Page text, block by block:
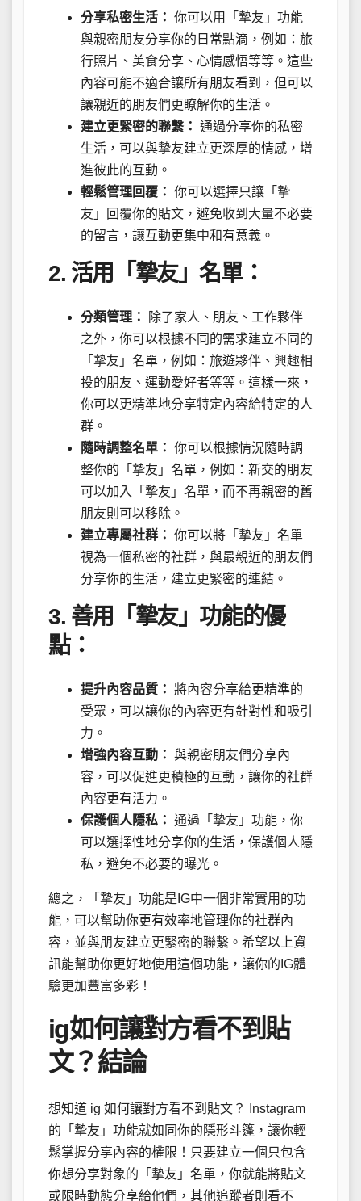
分享私密生活： 你可以用「摯友」功能
與親密朋友分享你的日常點滴，例如：旅
行照片、美食分享、心情感悟等等。這些
內容可能不適合讓所有朋友看到，但可以
讓親近的朋友們更瞭解你的生活。
建立更緊密的聯繫： 通過分享你的私密
生活，可以與摯友建立更深厚的情感，增
進彼此的互動。
輕鬆管理回覆： 你可以選擇只讓「摯
友」回覆你的貼文，避免收到大量不必要
的留言，讓互動更集中和有意義。
2. 活用「摯友」名單：
分類管理：
除了家人、朋友、工作夥伴
之外，你可以根據不同的需求建立不同的
「摯友」名單，例如：旅遊夥伴、興趣相
投的朋友、運動愛好者等等。這樣一來，
你可以更精準地分享特定內容給特定的人
群。
隨時調整名單： 你可以根據情況隨時調
整你的「摯友」名單，例如：新交的朋友
可以加入「摯友」名單，而不再親密的舊
朋友則可以移除。
建立專屬社群： 你可以將「摯友」名單
視為一個私密的社群，與最親近的朋友們
分享你的生活，建立更緊密的連結。
3. 善用「摯友」功能的優
點：
提升內容品質： 將內容分享給更精準的
受眾，可以讓你的內容更有針對性和吸引
力。
增強內容互動： 與親密朋友們分享內
容，可以促進更積極的互動，讓你的社群
內容更有活力。
保護個人隱私： 通過「摯友」功能，你
可以選擇性地分享你的生活，保護個人隱
私，避免不必要的曝光。
總之，「摯友」功能是IG中一個非常實用的功
能，可以幫助你更有效率地管理你的社群內
容，並與朋友建立更緊密的聯繫。希望以上資
訊能幫助你更好地使用這個功能，讓你的IG體
驗更加豐富多彩！
ig如何讓對方看不到貼
文？結論
想知道 ig 如何讓對方看不到貼文？ Instagram
的「摯友」功能就如同你的隱形斗篷，讓你輕
鬆掌握分享內容的權限！只要建立一個只包含
你想分享對象的「摯友」名單，你就能將貼文
或限時動態分享給他們，其他追蹤者則看不